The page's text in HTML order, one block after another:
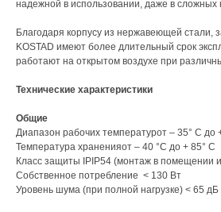
надежной в использовании, даже в сложных
Благодаря корпусу из нержавеющей стали,
KOSTAD имеют более длительный срок
работают на открытом воздухе при
Технические характеристики
Общие
Диапазон рабочих температурот – 35° C до
Температура храненияот – 40 °C до + 85° C
Класс защиты IPIP54 (монтаж в помещении
Собственное потребление < 130 Вт
Уровень шума (при полной нагрузке) < 65 дБ